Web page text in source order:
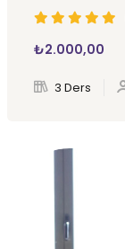
₺2.000,00
3 Ders